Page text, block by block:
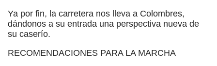
Ya por fin, la carretera nos lleva a Colombres,
dándonos a su entrada una perspectiva nueva de
su caserío.
RECOMENDACIONES PARA LA MARCHA